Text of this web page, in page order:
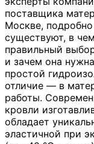
поставщика
Москве,
существуют, в
правильный
и зачем она
простой
отличие — в
работы.
кровли
обладает
эластичной при